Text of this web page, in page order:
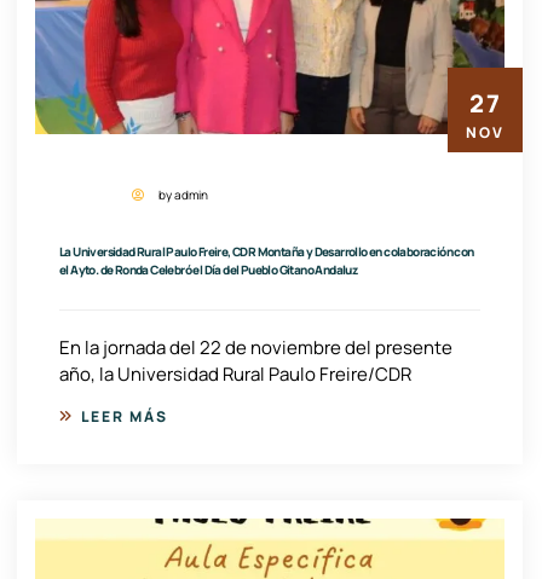
by admin
La Universidad Rural Paulo Freire, CDR Montaña y Desarrollo en colaboración con
el Ayto. de Ronda Celebró el Día del Pueblo Gitano Andaluz
En la jornada del 22 de noviembre del presente
año, la Universidad Rural Paulo Freire/CDR
LEER MÁS
27
NOV